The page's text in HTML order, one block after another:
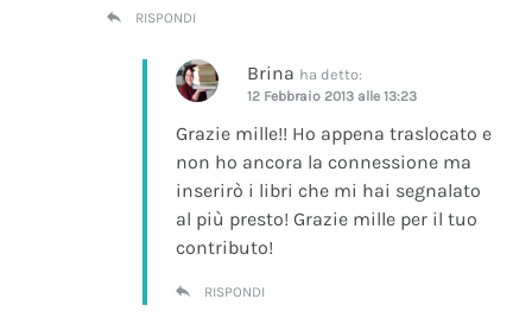
RISPONDI
Brina ha detto:
12 Febbraio 2013 alle 13:23
Grazie mille!! Ho appena traslocato e
non ho ancora la connessione ma
inserirò i libri che mi hai segnalato
al più presto! Grazie mille per il tuo
contributo!
RISPONDI